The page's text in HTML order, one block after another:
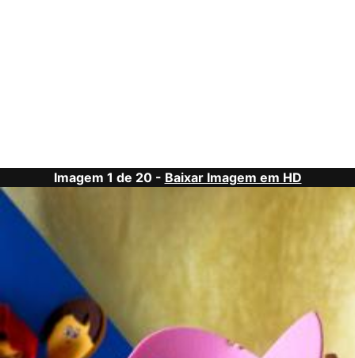
Imagem 1 de 20 - Baixar Imagem em HD